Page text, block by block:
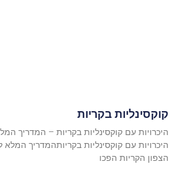
קוקסינליות בקריות
היכרויות עם קוקסינליות בקריותהמדריך המלא
הצפון הקריות הפכו